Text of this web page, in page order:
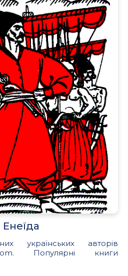
Енеїда
українських авторів
Популярні книги